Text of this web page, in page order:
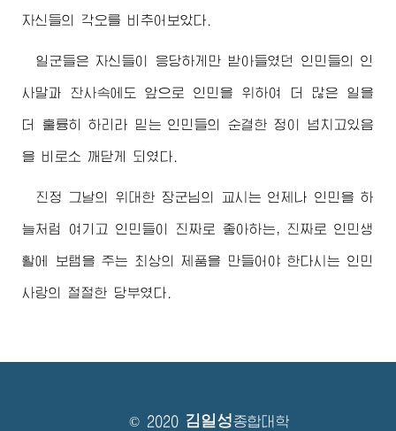
자신들의 각오를 비추어보았다.
일군들은 자신들이 응당하게만 받아들였던 인민들의 인
사말과 찬사속에도 앞으로 인민을 위하여 더 많은 일을
더 훌륭히 하리라 믿는 인민들의 순결한 정이 넘치고있음
을 비로소 깨닫게 되였다.
진정 그날의 위대한 장군님의 교시는 언제나 인민을 하
늘처럼 여기고 인민들이 진짜로 좋아하는, 진짜로 인민생
활에 보탬을 주는 최상의 제품을 만들어야 한다시는 인민
사랑의 절절한 당부였다.
© 2020 김일성종합대학